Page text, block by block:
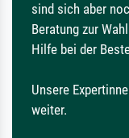
sind sich aber
Beratung zur
Hilfe bei der
Unsere
weiter.